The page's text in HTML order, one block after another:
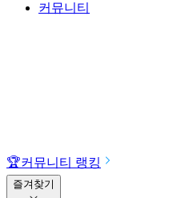
커뮤니티
🏆커뮤니티 랭킹
즐겨찾기